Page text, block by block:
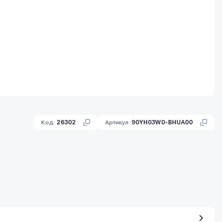
Код: 26302 Артикул: 90YH03W0-BHUA00